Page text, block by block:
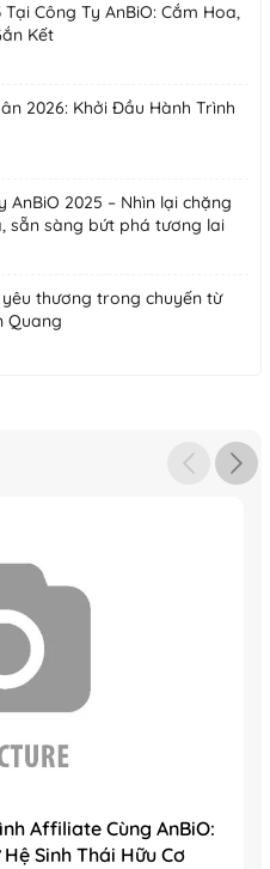
Công Ty AnBiO: Cắm Hoa,
Kết
2026: Khởi Đầu Hành Trình
AnBiO 2025 – Nhìn lại chặng
sẵn sàng bứt phá tương lai
thương trong chuyến từ
Quang
Affiliate Cùng AnBiO:
Sinh Thái Hữu Cơ